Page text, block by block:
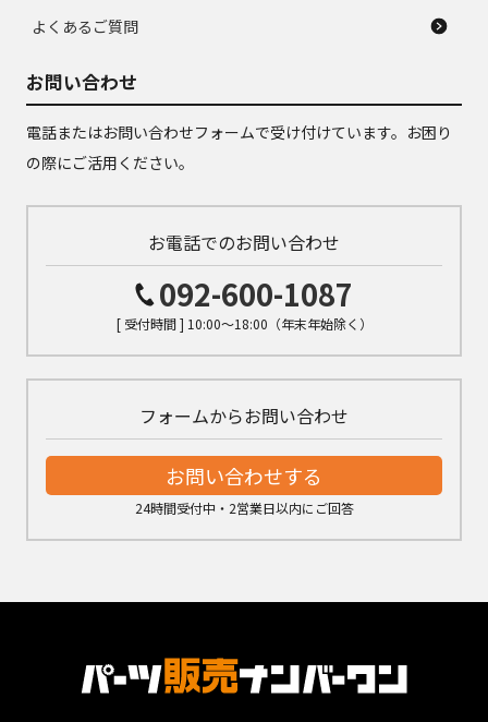
よくあるご質問
お問い合わせ
電話またはお問い合わせフォームで受け付けています。お困り
の際にご活用ください。
お電話でのお問い合わせ
092-600-1087
[ 受付時間 ] 10:00～18:00（年末年始除く）
フォームからお問い合わせ
お問い合わせする
24時間受付中・2営業日以内にご回答